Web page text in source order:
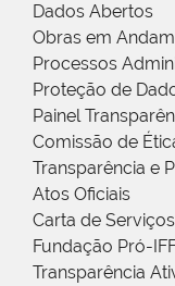
Dados Abertos
Obras em
Processos
Proteção de
Painel
Comissão de
Transparência e
Atos Oficiais
Carta de
Fundação Pró-
Transparência